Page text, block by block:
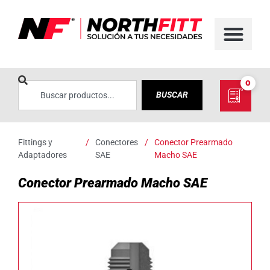
BUSCAR
0
Fittings y
Adaptadores
/
Conectores
SAE
/
Conector Prearmado
Macho SAE
Conector Prearmado Macho SAE